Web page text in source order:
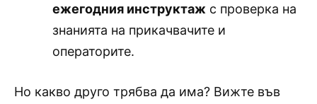
ежегодния инструктаж с проверка на
знанията на прикачвачите и
операторите.
Но какво друго трябва да има? Вижте във